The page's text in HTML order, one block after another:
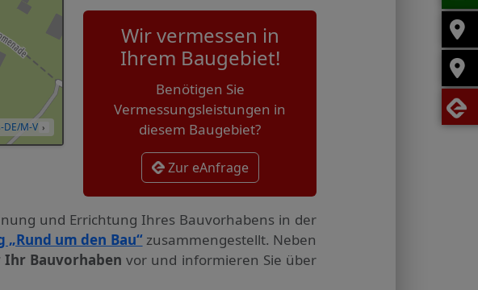
›
DE/M-V
Wir vermessen in
Ihrem Baugebiet!
Benötigen Sie
Vermessungsleistungen in
diesem Baugebiet?
Zur eAnfrage
und Errichtung Ihres Bauvorhabens in der
„Rund um den Bau“zusammengestellt. Neben
Bauvorhaben vor und informieren Sie über